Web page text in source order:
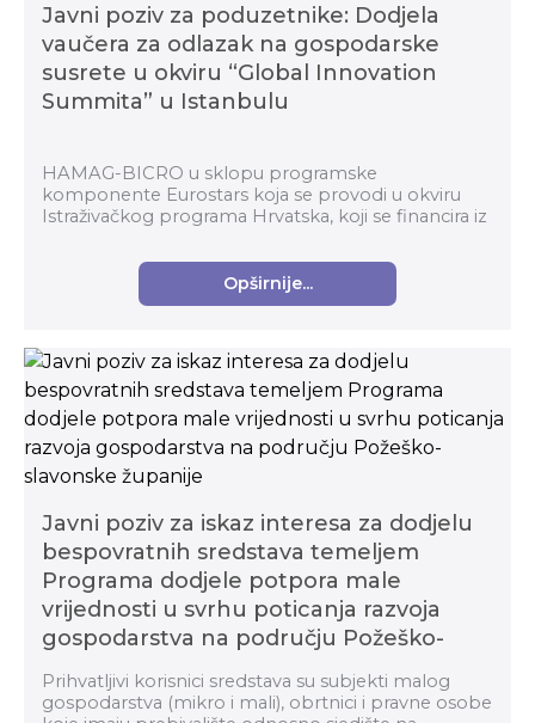
Javni poziv za poduzetnike: Dodjela
vaučera za odlazak na gospodarske
susrete u okviru “Global Innovation
Summita” u Istanbulu
HAMAG-BICRO u sklopu programske
komponente Eurostars koja se provodi u okviru
Istraživačkog programa Hrvatska, koji se financira iz
za odlazak na ...
Opširnije...
Javni poziv za iskaz interesa za dodjelu
bespovratnih sredstava temeljem
Programa dodjele potpora male
vrijednosti u svrhu poticanja razvoja
gospodarstva na području Požeško-
Prihvatljivi korisnici sredstava su subjekti malog
gospodarstva (mikro i mali), obrtnici i pravne osobe